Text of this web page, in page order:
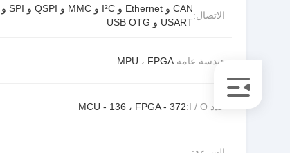
الاتصال:
USART و USB OTG
هندسة عامة:MPU ، FPGA
عدد I / O: MCU - 136 ، FPGA - 372